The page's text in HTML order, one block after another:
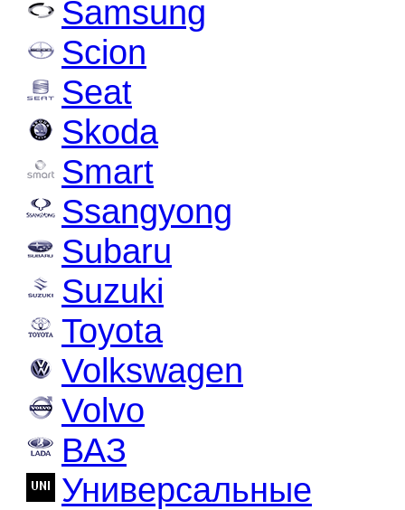
Samsung
Scion
Seat
Skoda
Smart
Ssangyong
Subaru
Suzuki
Toyota
Volkswagen
Volvo
ВАЗ
Универсальные